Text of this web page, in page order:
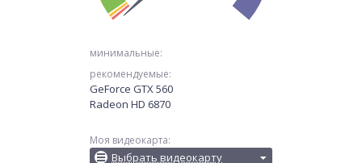
минимальные:
рекомендуемые:
GeForce GTX 560
Radeon HD 6870
Моя видеокарта:
Выбрать видеокарту